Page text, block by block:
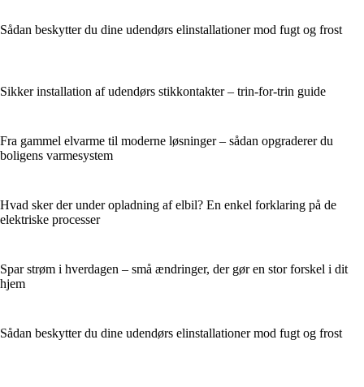
Sådan beskytter du dine udendørs elinstallationer mod fugt og frost
Sikker installation af udendørs stikkontakter – trin-for-trin guide
Fra gammel elvarme til moderne løsninger – sådan opgraderer du
boligens varmesystem
Hvad sker der under opladning af elbil? En enkel forklaring på de
elektriske processer
Spar strøm i hverdagen – små ændringer, der gør en stor forskel i dit
hjem
Sådan beskytter du dine udendørs elinstallationer mod fugt og frost